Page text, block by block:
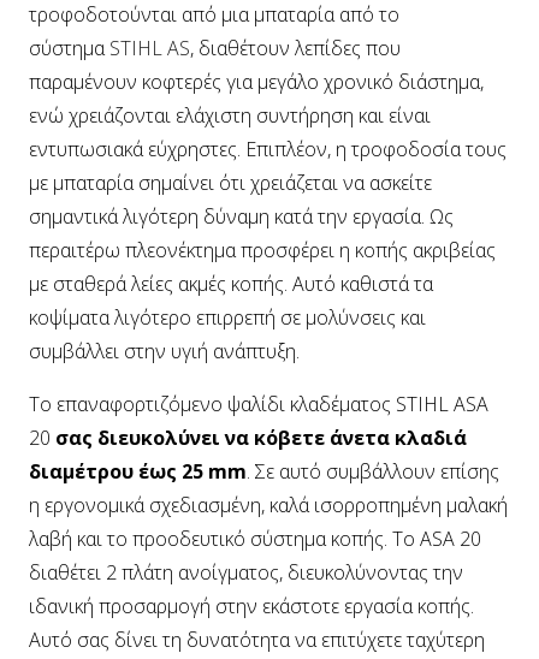
τροφοδοτούνται από μια μπαταρία από το
σύστημαSTIHL AS, διαθέτουν λεπίδες που
παραμένουν κοφτερές για μεγάλο χρονικό διάστημα,
ενώ χρειάζονται ελάχιστη συντήρηση και είναι
εντυπωσιακά εύχρηστες. Επιπλέον, η τροφοδοσία τους
με μπαταρία σημαίνει ότι χρειάζεται να ασκείτε
σημαντικά λιγότερη δύναμη κατά την εργασία. Ως
περαιτέρω πλεονέκτημα προσφέρει η κοπής ακριβείας
με σταθερά λείες ακμές κοπής. Αυτό καθιστά τα
κοψίματα λιγότερο επιρρεπή σε μολύνσεις και
συμβάλλει στην υγιή ανάπτυξη.
Το επαναφορτιζόμενο ψαλίδι κλαδέματος STIHL ASA
20 σας διευκολύνει να κόβετε άνετα κλαδιά
διαμέτρου έως 25 mm. Σε αυτό συμβάλλουν επίσης
η εργονομικά σχεδιασμένη, καλά ισορροπημένη μαλακή
λαβή και το προοδευτικό σύστημα κοπής. Το ASA 20
διαθέτει 2 πλάτη ανοίγματος, διευκολύνοντας την
ιδανική προσαρμογή στην εκάστοτε εργασία κοπής.
Αυτό σας δίνει τη δυνατότητα να επιτύχετε ταχύτερη